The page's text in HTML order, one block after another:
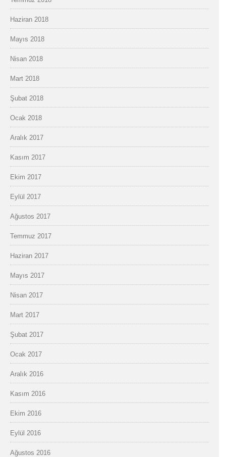
Haziran 2018
Mayıs 2018
Nisan 2018
Mart 2018
Şubat 2018
Ocak 2018
Aralık 2017
Kasım 2017
Ekim 2017
Eylül 2017
Ağustos 2017
Temmuz 2017
Haziran 2017
Mayıs 2017
Nisan 2017
Mart 2017
Şubat 2017
Ocak 2017
Aralık 2016
Kasım 2016
Ekim 2016
Eylül 2016
Ağustos 2016